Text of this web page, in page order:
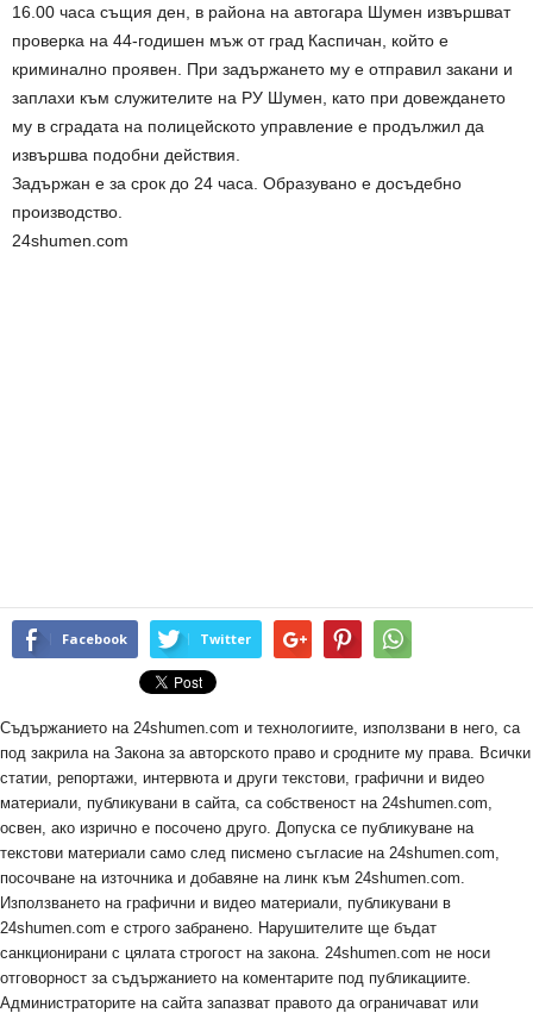
16.00 часа същия ден, в района на автогара Шумен извършват
проверка на 44-годишен мъж от град Каспичан, който е
криминално проявен. При задържането му е отправил закани и
заплахи към служителите на РУ Шумен, като при довеждането
му в сградата на полицейското управление е продължил да
извършва подобни действия.
Задържан е за срок до 24 часа. Образувано е досъдебно
производство.
24shumen.com
Facebook Twitter
Съдържанието на 24shumen.com и технологиите, използвани в него, са
под закрила на Закона за авторското право и сродните му права. Всички
статии, репортажи, интервюта и други текстови, графични и видео
материали, публикувани в сайта, са собственост на 24shumen.com,
освен, ако изрично е посочено друго. Допуска се публикуване на
текстови материали само след писмено съгласие на 24shumen.com,
посочване на източника и добавяне на линк към 24shumen.com.
Използването на графични и видео материали, публикувани в
24shumen.com е строго забранено. Нарушителите ще бъдат
санкционирани с цялата строгост на закона. 24shumen.com не носи
отговорност за съдържанието на коментарите под публикациите.
Администраторите на сайта запазват правото да ограничават или